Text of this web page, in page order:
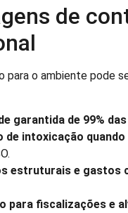
de
para o ambiente pode
garantida de 99%
de intoxicação
estruturais e gastos
para fiscalizações e